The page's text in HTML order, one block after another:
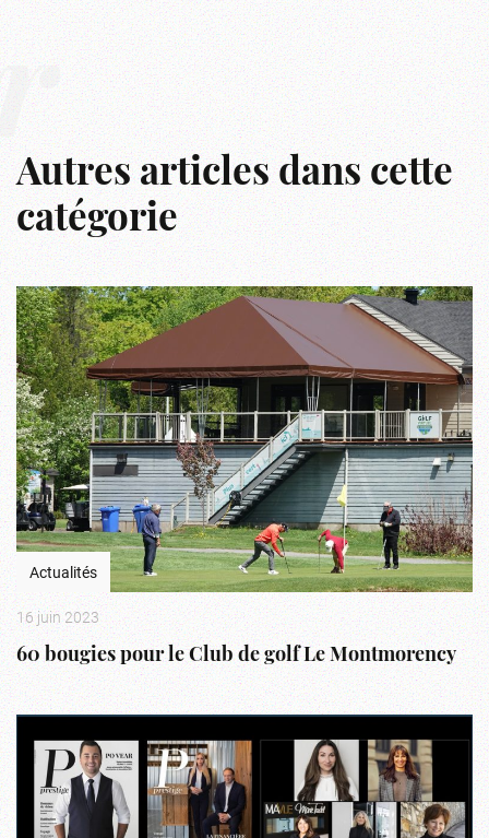
Autres articles dans cette
catégorie
Actualités
16 juin 2023
60 bougies pour le Club de golf Le Montmorency